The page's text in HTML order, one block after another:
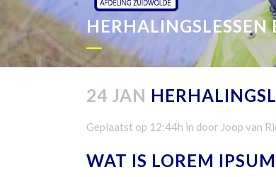
HERHALINGSLESSEN
24 JAN
Geplaatst op 12:44h in door Joop van
WAT IS LOREM